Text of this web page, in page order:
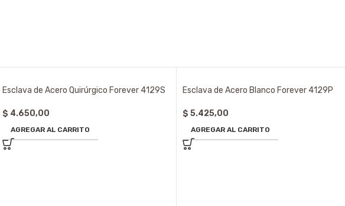
Esclava de Acero Quirúrgico Forever 4129S
$ 4.650,00
AGREGAR AL CARRITO
Esclava de Acero Blanco Forever 4129P
$ 5.425,00
AGREGAR AL CARRITO